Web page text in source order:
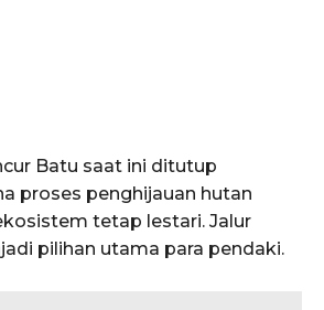
Batu saat ini ditutup
proses penghijauan hutan
tetap lestari. Jalur
pilihan utama para pendaki.